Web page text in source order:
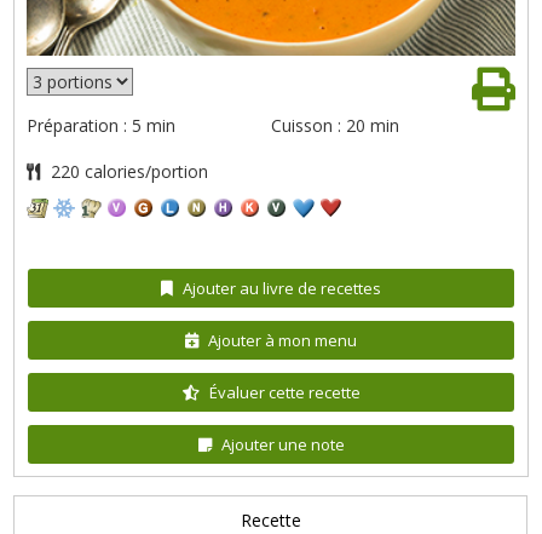
Préparation : 5 min Cuisson : 20 min
220 calories/portion
Ajouter au livre de recettes
Ajouter à mon menu
Évaluer cette recette
Ajouter une note
Recette